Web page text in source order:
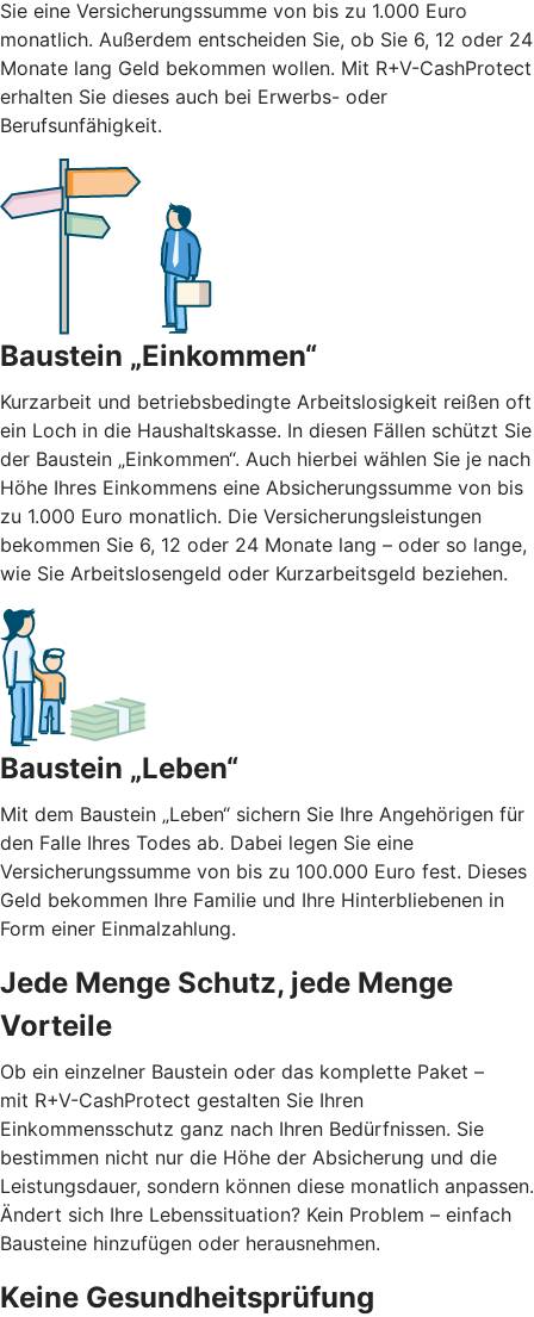
Sie eine Versicherungssumme von bis zu 1.000 Euro
monatlich. Außerdem entscheiden Sie, ob Sie 6, 12 oder 24
Monate lang Geld bekommen wollen. Mit R+V-CashProtect
erhalten Sie dieses auch bei Erwerbs- oder
Berufsunfähigkeit.
Baustein „Einkommen“
Kurzarbeit und betriebsbedingte Arbeitslosigkeit reißen oft
ein Loch in die Haushaltskasse. In diesen Fällen schützt Sie
der Baustein „Einkommen“. Auch hierbei wählen Sie je nach
Höhe Ihres Einkommens eine Absicherungssumme von bis
zu 1.000 Euro monatlich. Die Versicherungsleistungen
bekommen Sie 6, 12 oder 24 Monate lang – oder so lange,
wie Sie Arbeitslosengeld oder Kurzarbeitsgeld beziehen.
Baustein „Leben“
Mit dem Baustein „Leben“ sichern Sie Ihre Angehörigen für
den Falle Ihres Todes ab. Dabei legen Sie eine
Versicherungssumme von bis zu 100.000 Euro fest. Dieses
Geld bekommen Ihre Familie und Ihre Hinterbliebenen in
Form einer Einmalzahlung.
Jede Menge Schutz, jede Menge
Vorteile
Ob ein einzelner Baustein oder das komplette Paket –
mit R+V-CashProtect gestalten Sie Ihren
Einkommensschutz ganz nach Ihren Bedürfnissen. Sie
bestimmen nicht nur die Höhe der Absicherung und die
Leistungsdauer, sondern können diese monatlich anpassen.
Ändert sich Ihre Lebenssituation? Kein Problem – einfach
Bausteine hinzufügen oder herausnehmen.
Keine Gesundheitsprüfung